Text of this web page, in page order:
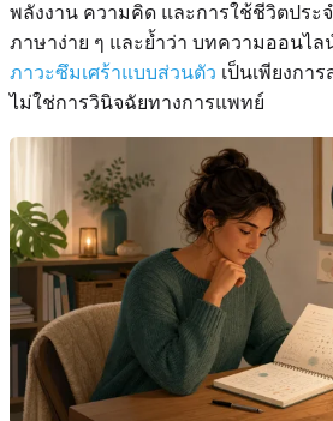
พลังงาน ความคิด และการใช้ชีวิตประ
ภาษาง่าย ๆ และย้ำว่า บทความออนไล
ภาวะซึมเศร้าแบบส่วนตัว เป็นเพียงกา
ไม่ใช่การวินิจฉัยทางการแพทย์